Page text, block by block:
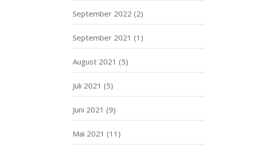
September 2022 (2)
September 2021 (1)
August 2021 (5)
Juli 2021 (5)
Juni 2021 (9)
Mai 2021 (11)